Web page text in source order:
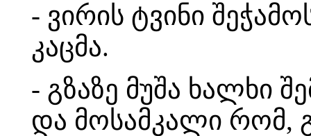
- ვირის ტვინი
კაცმა.
- გზაზე მუშა ხალხი
და მოსამკალი რომ,